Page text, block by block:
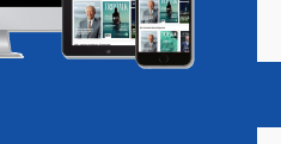
Vacatures